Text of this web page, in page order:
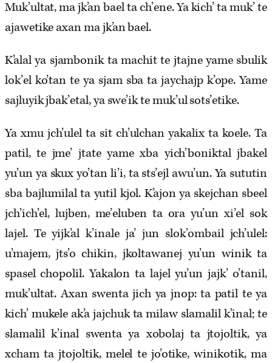
Muk’ultat, ma jk’an bael ta ch’ene. Ya kich’ ta muk’ te
ajawetike axan ma jk’an bael.
K’alal ya sjambonik ta machit te jtajne yame sbulik
lok’el ko’tan te ya sjam sba ta jaychajp k’ope. Yame
sajluyik jbak’etal, ya swe’ik te muk’ul sots’etike.
Ya xmu jch’ulel ta sit ch’ulchan yakalix ta koele. Ta
patil, te jme’ jtate yame xba yich’boniktal jbakel
yu’un ya skux yo’tan li’i, ta sts’ejl awu’un. Ya sututin
sba bajlumilal ta yutil kjol. K’ajon ya skejchan sbeel
jch’ich’el, lujben, me’eluben ta ora yu’un xi’el sok
lajel. Te yijk’al k’inale ja’ jun slok’ombail jch’ulel:
u’majem, jts’o chikin, jkoltawanej yu’un winik ta
spasel chopolil. Yakalon ta lajel yu’un jajk’ o’tanil,
muk’ultat. Axan swenta jich ya jnop: ta patil te ya
kich’ mukele ak’a jajchuk ta milaw slamalil k’inal; te
slamalil k’inal swenta ya x­obolaj ta jtojoltik, ya
xcham ta jtojoltik, melel te jo’otike, winikotik, ma